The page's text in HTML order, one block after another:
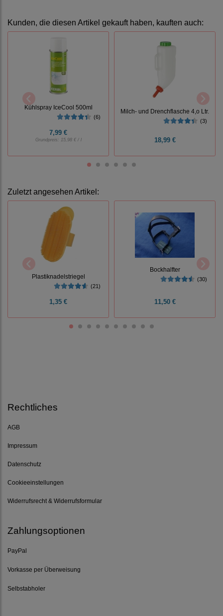
Kunden, die diesen Artikel gekauft haben, kauften auch:
Kühlspray IceCool 500ml
(6)
7,99 €
Grundpreis: 15,98 € / l
Milch- und Drenchflasche 4,o Ltr.
(3)
18,99 €
Zuletzt angesehen Artikel:
Plastiknadelstriegel
(21)
1,35 €
Bockhalfter
(30)
11,50 €
Rechtliches
AGB
Impressum
Datenschutz
Cookieeinstellungen
Widerrufsrecht & Widerrufsformular
Zahlungsoptionen
PayPal
Vorkasse per Überweisung
Selbstabholer